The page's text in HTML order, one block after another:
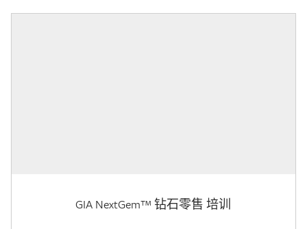
GIA NextGem™ 钻石零售 培训